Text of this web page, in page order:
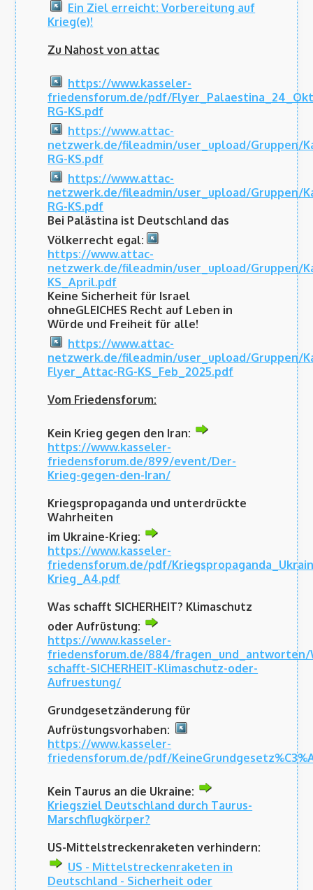
Ein Ziel erreicht: Vorbereitung auf
Krieg(e)!
Zu Nahost von attac
https://www.kasseler-
friedensforum.de/pdf/
RG-KS.pdf
https://www.attac-
netzwerk.de/fileadmin/user_upload/Gruppen/
RG-KS.pdf
https://www.attac-
netzwerk.de/fileadmin/user_upload/Gruppen/
RG-KS.pdf
Bei Palästina ist Deutschland das
Völkerrecht egal:
https://www.attac-
netzwerk.de/fileadmin/user_upload/Gruppen/
KS_April.pdf
Keine Sicherheit für Israel
ohneGLEICHES Recht auf Leben in
Würde und Freiheit für alle!
https://www.attac-
netzwerk.de/fileadmin/user_upload/Gruppen/
Flyer_Attac-RG-KS_Feb_2025.pdf
Vom Friedensforum:
Kein Krieg gegen den Iran:
https://www.kasseler-
friedensforum.de/899/event/Der-
Krieg-gegen-den-Iran/
Kriegspropaganda und unterdrückte
Wahrheiten
im Ukraine-Krieg:
https://www.kasseler-
friedensforum.de/pdf/
Krieg_A4.pdf
Was schafft SICHERHEIT? Klimaschutz
oder Aufrüstung:
https://www.kasseler-
friedensforum.de/884/fragen_und_antworten/
schafft-SICHERHEIT-Klimaschutz-oder-
Aufruestung/
Grundgesetzänderung für
Aufrüstungsvorhaben:
https://www.kasseler-
friedensforum.de/pdf/
Kein Taurus an die Ukraine:
Kriegsziel Deutschland durch Taurus-
Marschflugkörper?
US-Mittelstreckenraketen verhindern:
US - Mittelstreckenraketen in
Deutschland - Sicherheit oder